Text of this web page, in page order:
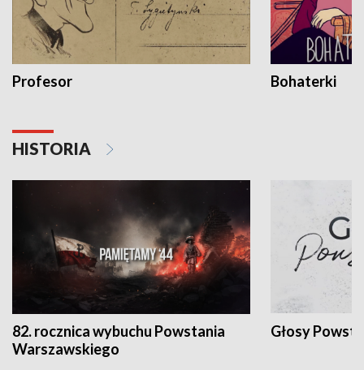
Profesor Bohaterki
HISTORIA
82. rocznica wybuchu Powstania
Warszawskiego
Głosy